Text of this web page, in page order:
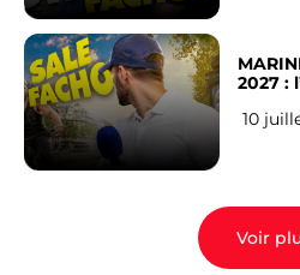
2027 :
10
Voir